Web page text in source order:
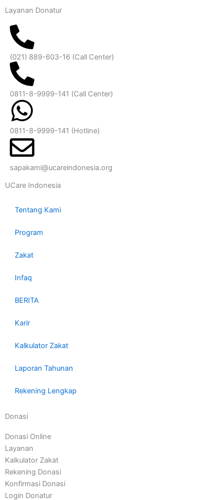
Layanan Donatur
(021) 889-603-16 (Call Center)
0811-8-9999-141 (Call Center)
0811-8-9999-141 (Hotline)
sapakami@ucareindonesia.org
UCare Indonesia
Tentang Kami
Program
Zakat
Infaq
BERITA
Karir
Kalkulator Zakat
Laporan Tahunan
Rekening Lengkap
Donasi
Donasi Online
Layanan
Kalkulator Zakat
Rekening Donasi
Konfirmasi Donasi
Login Donatur